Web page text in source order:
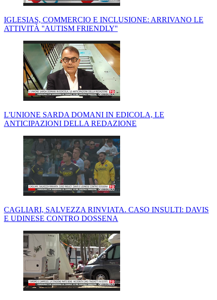
IGLESIAS, COMMERCIO E INCLUSIONE: ARRIVANO LE
ATTIVITÀ ''AUTISM FRIENDLY''
L'UNIONE SARDA DOMANI IN EDICOLA, LE
ANTICIPAZIONI DELLA REDAZIONE
CAGLIARI, SALVEZZA RINVIATA. CASO INSULTI: DAVIS
E UDINESE CONTRO DOSSENA